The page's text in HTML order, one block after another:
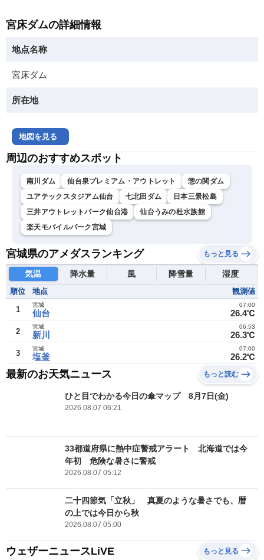
宮床ダムの詳細情報
地点名称
宮床ダム
所在地
地図を見る
周辺のおすすめスポット
南川ダム 仙台泉プレミアム・アウトレット
惣の関ダム
ユアテックスタジアム仙台
七北田ダム
日本三景松島
三井アウトレットパーク仙台港
仙台うみの杜水族館
楽天モバイルパーク宮城
宮城県のアメダスランキング もっと見る
気温 降水量 風 降雪量 湿度
順位 地点 観測値
1 仙台
宮城
26.4℃
07:00
2 新川
宮城
26.3℃
06:53
3 塩釜
宮城
26.2℃
07:00
最新のお天気ニュース もっと読む
ひと目でわかる今日の傘マップ 8月7日(金)
2026.08.07 06:21
33都道府県に熱中症警戒アラート 北海道では今
年初 危険な暑さに警戒
2026.08.07 05:12
二十四節気「立秋」 真夏のような暑さでも、暦
の上では今日から秋
2026.08.07 05:00
ウェザーニュースLiVE もっと見る